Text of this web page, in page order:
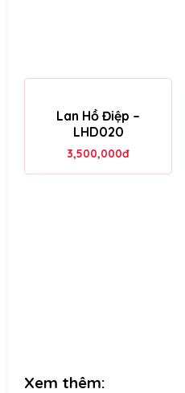
Lan Hồ Điệp –
LHD020
3,500,000đ
Xem thêm: